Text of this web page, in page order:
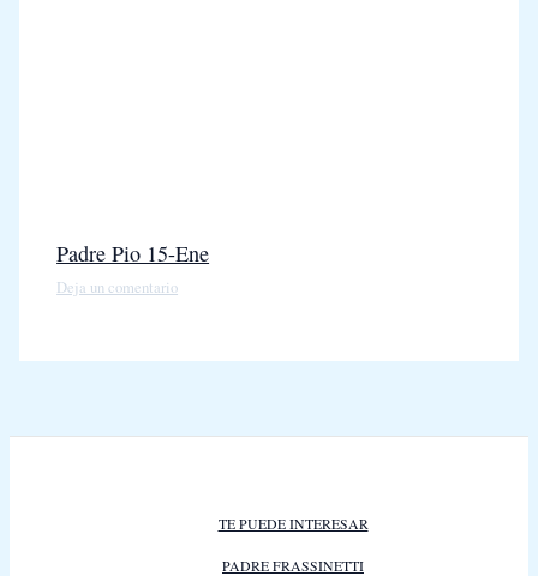
Padre Pio 15-Ene
Deja un comentario
TE PUEDE INTERESAR
PADRE FRASSINETTI